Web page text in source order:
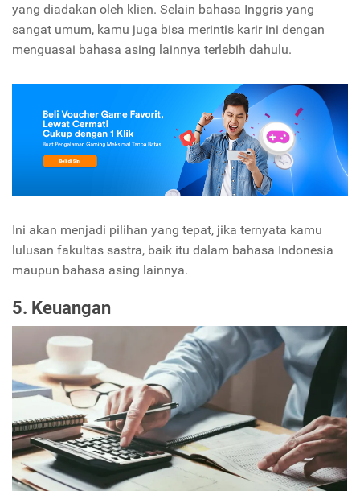
yang diadakan oleh klien. Selain bahasa Inggris yang
sangat umum, kamu juga bisa merintis karir ini dengan
menguasai bahasa asing lainnya terlebih dahulu.
Ini akan menjadi pilihan yang tepat, jika ternyata kamu
lulusan fakultas sastra, baik itu dalam bahasa Indonesia
maupun bahasa asing lainnya.
5. Keuangan